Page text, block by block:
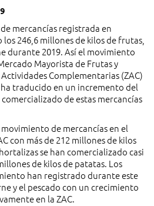
mercancías registrada en
246,6 millones de kilos de frutas,
durante 2019. Así el movimiento
Mayorista de Frutas y
Complementarias (ZAC)
traducido en un incremento del
de estas mercancías
de mercancías en el
con más de 212 millones de kilos
se han comercializado casi
de kilos de patatas. Los
han registrado durante este
y el pescado con un crecimiento
en la ZAC.